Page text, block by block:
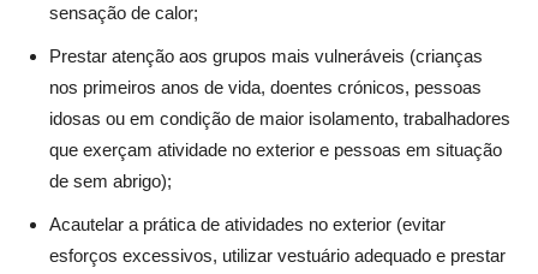
sensação de calor;
Prestar atenção aos grupos mais vulneráveis (crianças
nos primeiros anos de vida, doentes crónicos, pessoas
idosas ou em condição de maior isolamento, trabalhadores
que exerçam atividade no exterior e pessoas em situação
de sem abrigo);
Acautelar a prática de atividades no exterior (evitar
esforços excessivos, utilizar vestuário adequado e prestar